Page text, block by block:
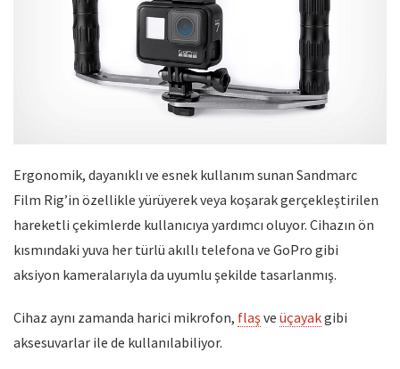
Ergonomik, dayanıklı ve esnek kullanım sunan Sandmarc
Film Rig’in özellikle yürüyerek veya koşarak gerçekleştirilen
hareketli çekimlerde kullanıcıya yardımcı oluyor. Cihazın ön
kısmındaki yuva her türlü akıllı telefona ve GoPro gibi
aksiyon kameralarıyla da uyumlu şekilde tasarlanmış.
Cihaz aynı zamanda harici mikrofon, flaşve üçayakgibi
aksesuvarlar ile de kullanılabiliyor.